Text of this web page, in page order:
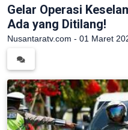
Gelar Operasi
Ada yang Ditilang!
Nusantaratv.com - 01 Maret